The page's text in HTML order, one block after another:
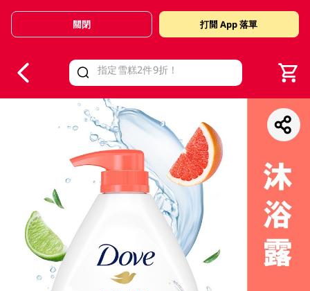
Valid Until 30 June 2026
關閉 打開 App 落單